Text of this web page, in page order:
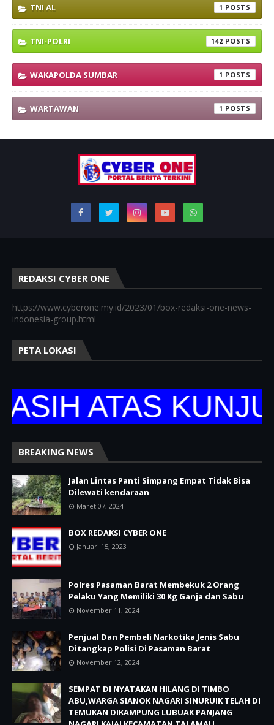
TNI AL 1
TNI-POLRI 142
WAKAPOLDA SUMBAR 1
WARTAWAN 1
REDAKSI CYBER ONE
https://www.cyberone.my.id/2023/01/box-redaksi-one-news-
indonesia-group.html
PETA LOKASI
ATAS
BREAKING NEWS
Jalan Lintas Panti Simpang Empat Tidak Bisa
Dilewati kendaraan
Maret 07, 2024
BOX REDAKSI CYBER ONE
Januari 15, 2023
Polres Pasaman Barat Membekuk 2 Orang
Pelaku Yang Memiliki 30 Kg Ganja dan Sabu
November 11, 2024
Penjual Dan Pembeli Narkotika Jenis Sabu
Ditangkap Polisi Di Pasaman Barat
November 12, 2024
SEMPAT DI NYATAKAN HILANG DI TIMBO
ABU,WARGA SIANOK NAGARI SINURUIK TELAH DI
TEMUKAN DIKAMPUNG LUBUAK PANJANG